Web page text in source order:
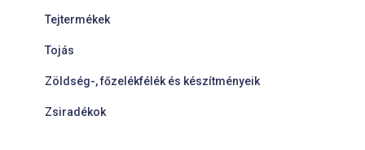
Tejtermékek
Tojás
Zöldség-, főzelékfélék és készítményeik
Zsiradékok